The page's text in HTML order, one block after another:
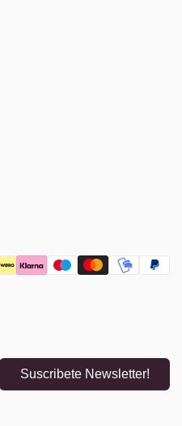
Suscribete Newsletter!